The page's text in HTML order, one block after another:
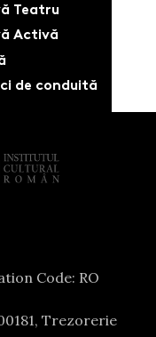
Teatru
Activă
de conduită
Code: RO
Trezorerie